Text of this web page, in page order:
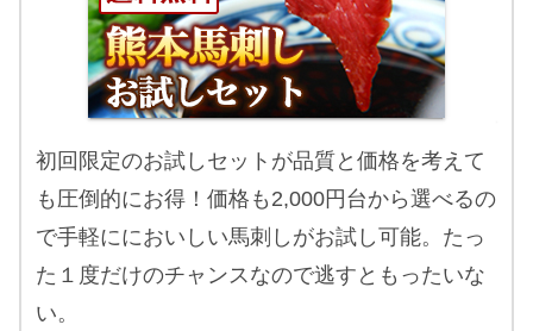
初回限定のお試しセットが品質と価格を考えて
も圧倒的にお得！価格も2,000円台から選べるの
で手軽ににおいしい馬刺しがお試し可能。たっ
た１度だけのチャンスなので逃すともったいな
い。